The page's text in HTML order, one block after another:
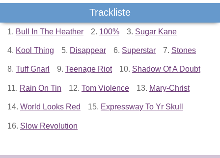
Trackliste
1. Bull In The Heather 2. 100% 3. Sugar Kane
4. Kool Thing 5. Disappear 6. Superstar 7. Stones
8. Tuff Gnarl 9. Teenage Riot 10. Shadow Of A Doubt
11. Rain On Tin 12. Tom Violence 13. Mary-Christ
14. World Looks Red 15. Expressway To Yr Skull
16. Slow Revolution